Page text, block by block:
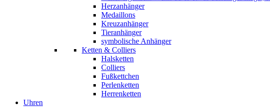
Herzanhänger
Medaillons
Kreuzanhänger
Tieranhänger
symbolische Anhänger
Ketten & Colliers
Halsketten
Colliers
Fußkettchen
Perlenketten
Herrenketten
Uhren